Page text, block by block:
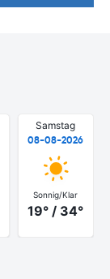
Samstag
08-08-2026
Sonnig/Klar
19° / 34°